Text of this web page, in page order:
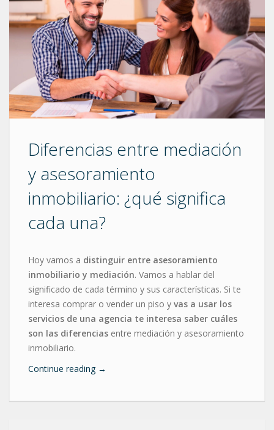
Diferencias entre mediación
y asesoramiento
inmobiliario: ¿qué significa
cada una?
Hoy vamos a distinguir entre asesoramiento
inmobiliario y mediación. Vamos a hablar del
significado de cada término y sus características. Si te
interesa comprar o vender un piso y vas a usar los
servicios de una agencia te interesa saber cuáles
son las diferencias entre mediación y asesoramiento
inmobiliario.
Continue reading →